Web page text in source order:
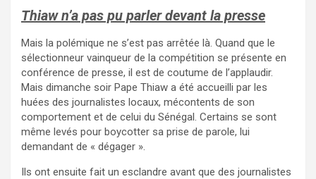
Thiaw n’a pas pu parler devant la presse
Mais la polémique ne s’est pas arrêtée là. Quand que le
sélectionneur vainqueur de la compétition se présente en
conférence de presse, il est de coutume de l’applaudir.
Mais dimanche soir Pape Thiaw a été accueilli par les
huées des journalistes locaux, mécontents de son
comportement et de celui du Sénégal. Certains se sont
même levés pour boycotter sa prise de parole, lui
demandant de « dégager ».
Ils ont ensuite fait un esclandre avant que des journalistes